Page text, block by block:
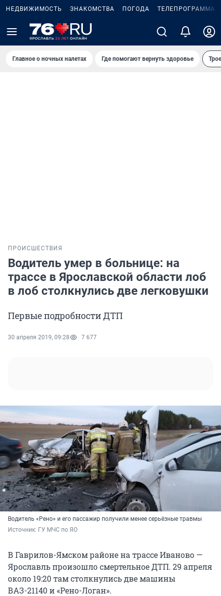
НЕДВИЖИМОСТЬ ЗНАКОМСТВА ПОГОДА ТЕЛЕПРОГРАММА
Главное о ночных налетах Где помогают вернуть здоровье
ПРОИСШЕСТВИЯ
Водитель умер в больнице: на
трассе в Ярославской области лоб
в лоб столкнулись две легковушки
Первые подробности ДТП
30 апреля 2019, 09:28 7 677
Водитель «Рено» и его пассажир получили менее серьёзные травмы
Источник: ГУ МЧС по ЯО
В Гаврилов-Ямском районе на трассе Иваново —
Ярославль произошло смертельное ДТП. 29 апреля
около 19:20 там столкнулись две машины
ВАЗ-21140 и «Рено-Логан».